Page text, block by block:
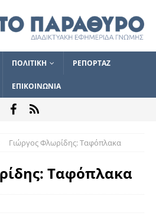
ΠΟΛΙΤΙΚΗ ΡΕΠΟΡΤΑΖ
ΕΠΙΚΟΙΝΩΝΙΑ
Γιώργος Φλωρίδης: Ταφόπλακα
Ταφόπλακα